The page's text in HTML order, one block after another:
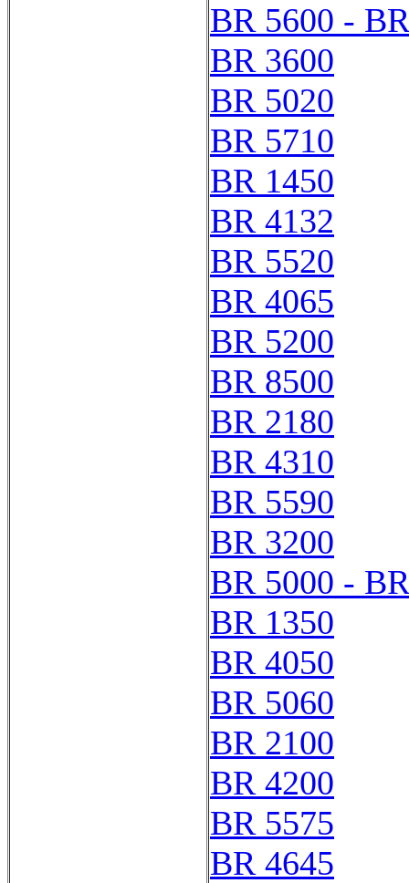
BR 5600 -
BR 3600
BR 5020
BR 5710
BR 1450
BR 4132
BR 5520
BR 4065
BR 5200
BR 8500
BR 2180
BR 4310
BR 5590
BR 3200
BR 5000 -
BR 1350
BR 4050
BR 5060
BR 2100
BR 4200
BR 5575
BR 4645